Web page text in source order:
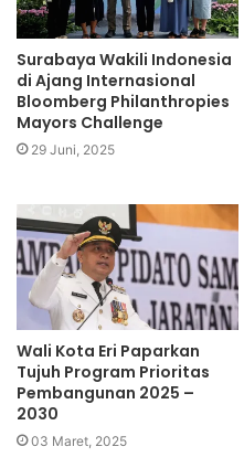
Surabaya Wakili Indonesia
di Ajang Internasional
Bloomberg Philanthropies
Mayors Challenge
29 Juni, 2025
Wali Kota Eri Paparkan
Tujuh Program Prioritas
Pembangunan 2025 –
2030
03 Maret, 2025